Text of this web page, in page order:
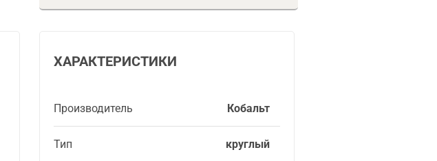
ХАРАКТЕРИСТИКИ
Производитель Кобальт
Тип круглый